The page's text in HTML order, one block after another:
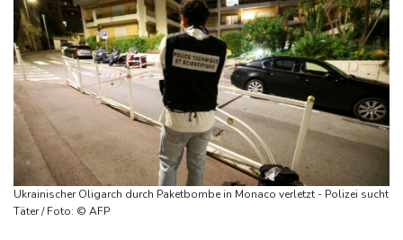
Böden in Deutschland ähnlich trocken wie in Dürrejahren 2018
und 2022
Mutter mit 71 Stichen getötet und Leiche zerstückelt: Mann muss
in Psychiatrie
Nach Ausweisung von Journalistin: Russland wirft Frankreich
"politische Verfolgung" vor
Iran-Krieg: Berichte über US-Munitionsknappheit - Pakistan will
neue Gespräche
Fund von Sprengstoffdrohne sorgt für Debatte über
Ukrainischer Oligarch durch Paketbombe in Monaco verletzt - Polizei sucht
Täter / Foto: © AFP